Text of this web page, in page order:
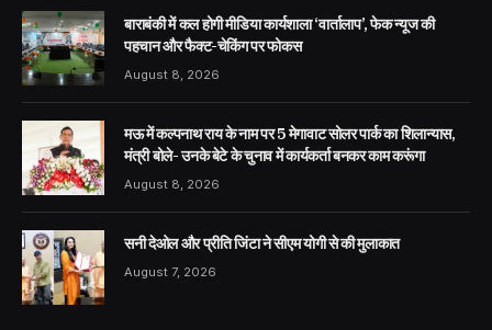
बाराबंकी में कल होगी मीडिया कार्यशाला ‘वार्तालाप’, फेक न्यूज की
पहचान और फैक्ट-चेकिंग पर फोकस
August 8, 2026
मऊ में कल्पनाथ राय के नाम पर 5 मेगावाट सोलर पार्क का शिलान्यास,
मंत्री बोले- उनके बेटे के चुनाव में कार्यकर्ता बनकर काम करूंगा
August 8, 2026
सनी देओल और प्रीति जिंटा ने सीएम योगी से की मुलाकात
August 7, 2026